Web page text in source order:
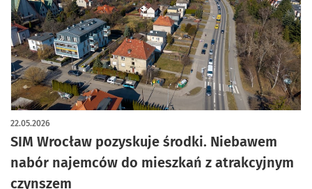
SIM Wrocław pozyskuje środki. Niebawem
nabór najemców do mieszkań z atrakcyjnym
czynszem
22.05.2026